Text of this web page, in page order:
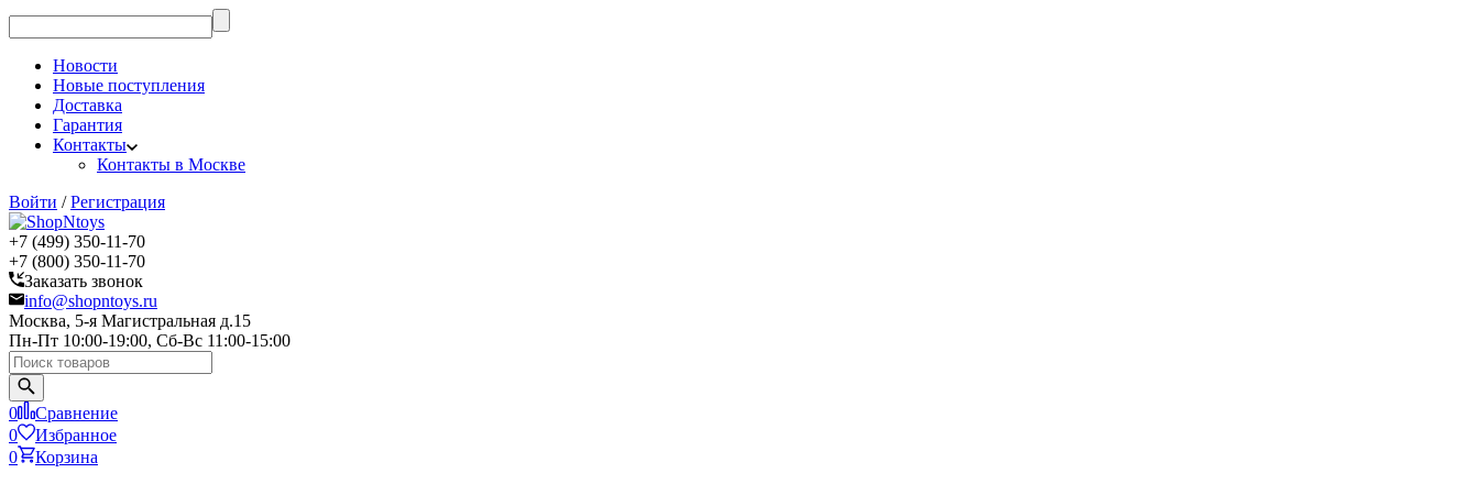
Новости
Новые поступления
Доставка
Гарантия
Контакты
Контакты в Москве
Войти /Регистрация
+7 (499) 350-11-70
+7 (800) 350-11-70
Заказать звонок
info@shopntoys.ru
Москва, 5-я Магистральная д.15
Пн-Пт 10:00-19:00, Сб-Вс 11:00-15:00
0
Сравнение
0
Избранное
0
Корзина